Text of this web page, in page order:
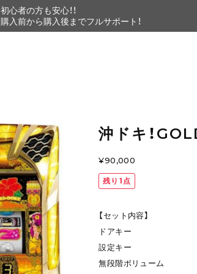
初心者の方も安心！！
購入前から購入後までフルサポート！
沖ドキ！
¥90,000
残り1点
【セット内容】
ドアキー
設定キー
無段階ボリューム